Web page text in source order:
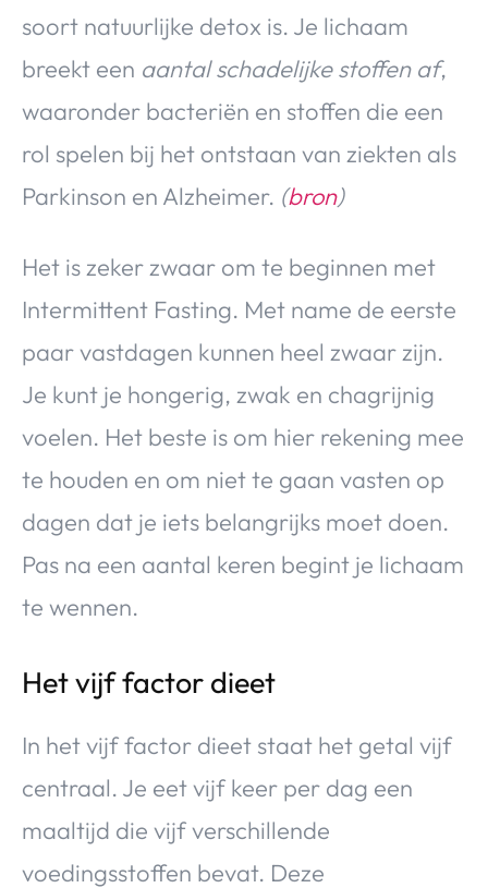
soort natuurlijke detox is. Je lichaam
breekt een aantal schadelijke stoffen af,
waaronder bacteriën en stoffen die een
rol spelen bij het ontstaan van ziekten als
Parkinson en Alzheimer. (bron)
Het is zeker zwaar om te beginnen met
Intermittent Fasting. Met name de eerste
paar vastdagen kunnen heel zwaar zijn.
Je kunt je hongerig, zwak en chagrijnig
voelen. Het beste is om hier rekening mee
te houden en om niet te gaan vasten op
dagen dat je iets belangrijks moet doen.
Pas na een aantal keren begint je lichaam
te wennen.
Het vijf factor dieet
In het vijf factor dieet staat het getal vijf
centraal. Je eet vijf keer per dag een
maaltijd die vijf verschillende
voedingsstoffen bevat. Deze